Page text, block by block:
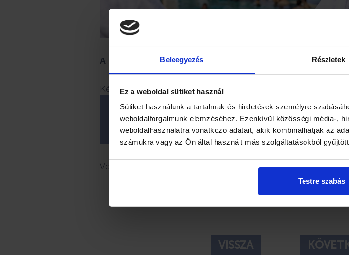
Beleegyezés Részletek
Ez a weboldal sütiket használ
Sütiket használunk a tartalmak és hirdetések személyre
weboldalforgalmunk elemzéséhez. Ezenkívül közösségi média-,
weboldalhasználatra vonatkozó adatait, akik kombinálhatják az
számukra vagy az Ön által használt más szolgáltatásokból
Testre szabás
A csomag részletei hamarosan elérhetők.
Kérje akciós ajánlatunkat:
Vagy foglaljon online:
VISSZA